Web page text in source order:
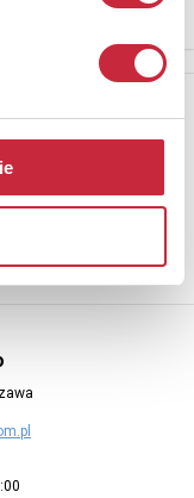
prosimy podać